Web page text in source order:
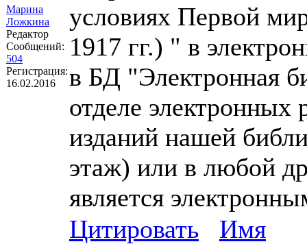
Марина
Ложкина
Редактор
Сообщений:
504
Регистрация:
16.02.2016
условиях Первой
1917 гг.) " в
в БД "Электронная
отделе электронных
изданий нашей
этаж) или в любой
является
Цитировать
Имя